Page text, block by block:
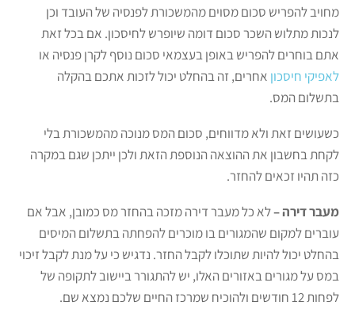
מחויב להפריש סכום מסוים מהמשכורת לפנסיה של העובד וכן
לנכות מתלוש השכר סכום דומה שיופרש לחיסכון. אם בכל זאת
אתם בוחרים להפריש באופן בעצמאי סכום נוסף לקרן פנסיה או
לאפיקי חיסכון אחרים, זה בהחלט יכול לזכות אתכם בהקלה
בתשלום המס.
כשעושים זאת ולא מדווחים, סכום המס מנוכה מהמשכורת בלי
לקחת בחשבון את ההוצאה הנוספת הזאת ולכן ייתכן שגם במקרה
כזה תהיו זכאים להחזר.
מעבר דירה –לא כל מעבר דירה מזכה בהחזר מס כמובן, אבל אם
עוברים למקום שהמגורים בו מוכרים להפחתה בתשלום המיסים
בהחלט יכול להיות שתוכלו לקבל החזר. נדגיש כי על מנת לקבל זיכוי
במס על מגורים באזורים האלו, יש להתגורר ביישוב לתקופה של
לפחות 12 חודשים ולהוכיח שמרכז החיים שלכם נמצא שם.